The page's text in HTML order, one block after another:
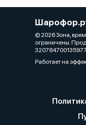
© 2026 Зона,
ограничены.
Работает на